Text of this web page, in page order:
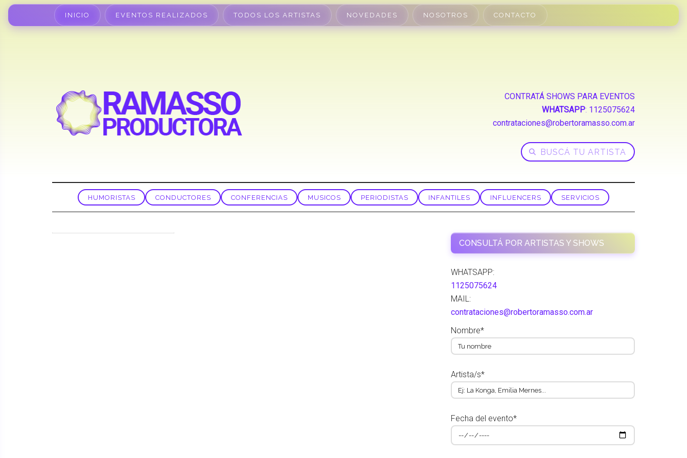
INICIO EVENTOS REALIZADOS TODOS LOS ARTISTAS NOVEDADES NOSOTROS CONTACTO
CONTRATÁ SHOWS PARA EVENTOS
WHATSAPP: 1125075624
contrataciones@robertoramasso.com.ar
HUMORISTAS CONDUCTORES CONFERENCIAS MUSICOS PERIODISTAS INFANTILES INFLUENCERS SERVICIOS
CONSULTÁ POR ARTISTAS Y SHOWS
WHATSAPP:
1125075624
MAIL:
contrataciones@robertoramasso.com.ar
Nombre*
Artista/s*
Fecha del evento*